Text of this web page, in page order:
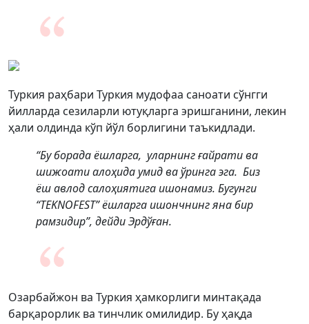
Туркия раҳбари Туркия мудофаа саноати сўнгги
йилларда сезиларли ютуқларга эришганини, лекин
ҳали олдинда кўп йўл борлигини таъкидлади.
“Бу борада ёшларга, уларнинг ғайрати ва
шижоати алоҳида умид ва ўринга эга. Биз
ёш авлод салоҳиятига ишонамиз. Бугунги
“TEKNOFEST” ёшларга ишончнинг яна бир
рамзидир”, дейди Эрдўған.
Озарбайжон ва Туркия ҳамкорлиги минтақада
барқарорлик ва тинчлик омилидир. Бу ҳақда